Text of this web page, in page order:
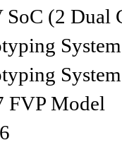
(2 Dual
FVP Model